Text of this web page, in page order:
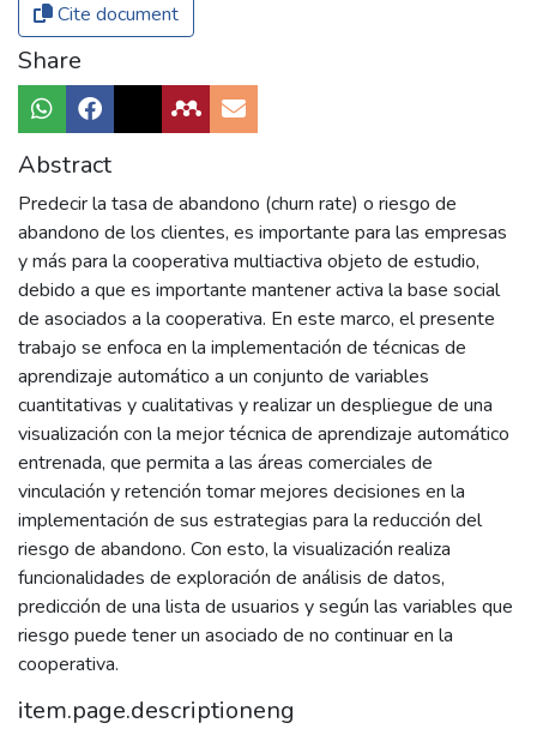
Cite document
Share
Abstract
Predecir la tasa de abandono (churn rate) o riesgo de
abandono de los clientes, es importante para las empresas
y más para la cooperativa multiactiva objeto de estudio,
debido a que es importante mantener activa la base social
de asociados a la cooperativa. En este marco, el presente
trabajo se enfoca en la implementación de técnicas de
aprendizaje automático a un conjunto de variables
cuantitativas y cualitativas y realizar un despliegue de una
visualización con la mejor técnica de aprendizaje automático
entrenada, que permita a las áreas comerciales de
vinculación y retención tomar mejores decisiones en la
implementación de sus estrategias para la reducción del
riesgo de abandono. Con esto, la visualización realiza
funcionalidades de exploración de análisis de datos,
predicción de una lista de usuarios y según las variables que
riesgo puede tener un asociado de no continuar en la
cooperativa.
item.page.descriptioneng